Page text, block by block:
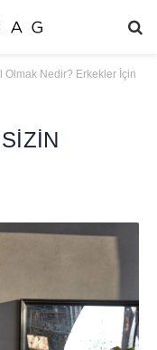
Olmak Nedir? Erkekler İçin